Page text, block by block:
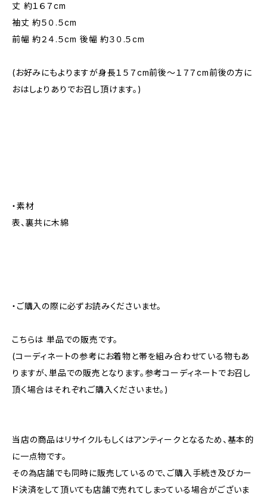
丈 約１６７cm
袖丈 約５０.５cm
前幅 約２４.５cm 後幅 約３０.５cm
(お好みにもよりますが身長１５７cm前後～１７７cm前後の方に
おはしょりありでお召し頂けます。)
・素材
表、裏共に木綿
・ご購入の際に必ずお読みくださいませ。
こちらは 単品での販売です。
(コーディネートの参考にお着物と帯を組み合わせている物もあ
りますが、単品での販売となります。参考コーディネートでお召し
頂く場合はそれぞれご購入くださいませ。)
当店の商品はリサイクルもしくはアンティークとなるため、基本的
に一点物です。
その為店舗でも同時に販売しているので、ご購入手続き及びカー
ド決済をして頂いても店舗で売れてしまっている場合がございま